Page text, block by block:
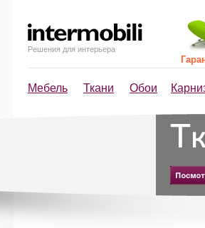
Решения для интерьера
Мебель Ткани Обои